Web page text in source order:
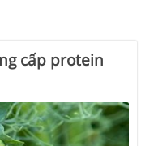
cấp protein